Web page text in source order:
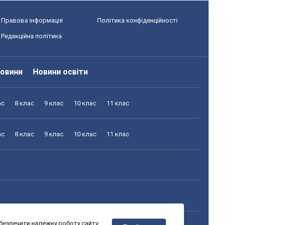
Правова інформація Політика конфіденційності
Редакційна політика
Новини освіти
8 клас 9 клас 10 клас 11 клас
8 клас 9 клас 10 клас 11 клас
належну роботу сайту,